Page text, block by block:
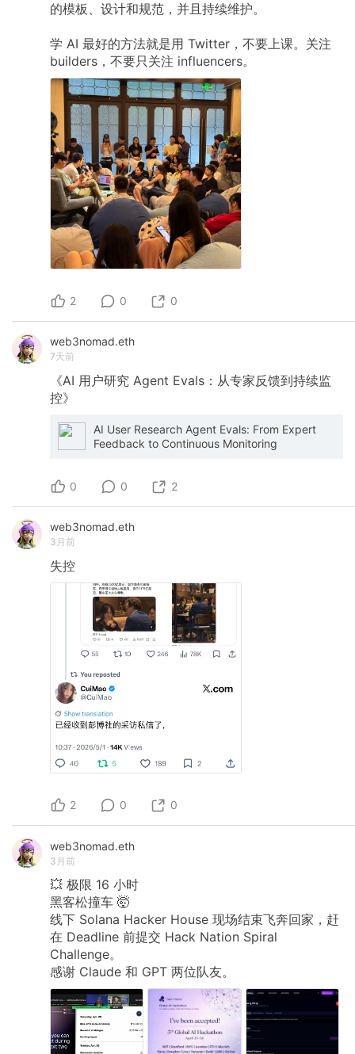
的模板、设计和规范，并且持续维护。
学 AI 最好的方法就是用 Twitter，不要上课。关注
builders，不要只关注 influencers。
2 0 0
web3nomad.eth
7天前
《AI 用户研究 Agent Evals：从专家反馈到持续监
控》
AI User Research Agent Evals: From Expert
Feedback to Continuous Monitoring
0 0 2
web3nomad.eth
3月前
失控
2 0 0
web3nomad.eth
3月前
💥 极限 16 小时
黑客松撞车 🤯
线下 Solana Hacker House 现场结束飞奔回家，赶
在 Deadline 前提交 Hack Nation Spiral
Challenge。
感谢 Claude 和 GPT 两位队友。